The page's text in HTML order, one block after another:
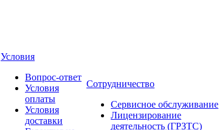
Условия
Вопрос-ответ
Условия
оплаты
Условия
доставки
Сотрудничество
Сервисное обслуживание
Лицензирование
деятельность (ГРЗТС)